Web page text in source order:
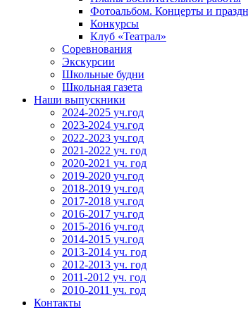
Фотоальбом. Концерты и
Конкурсы
Клуб «Театрал»
Соревнования
Экскурсии
Школьные будни
Школьная газета
Наши выпускники
2024-2025 уч.год
2023-2024 уч.год
2022-2023 уч.год
2021-2022 уч. год
2020-2021 уч. год
2019-2020 уч.год
2018-2019 уч.год
2017-2018 уч.год
2016-2017 уч.год
2015-2016 уч.год
2014-2015 уч.год
2013-2014 уч. год
2012-2013 уч. год
2011-2012 уч. год
2010-2011 уч. год
Контакты